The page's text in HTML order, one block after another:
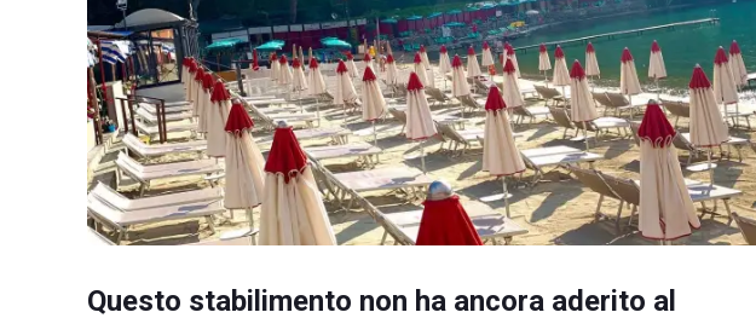
Questo stabilimento non ha ancora aderito al